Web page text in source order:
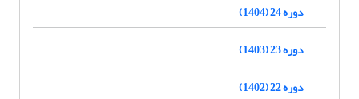
دوره 24 (1404)
دوره 23 (1403)
دوره 22 (1402)